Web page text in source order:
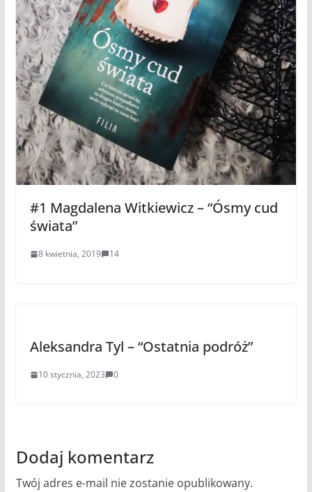
#1 Magdalena Witkiewicz – “Ósmy cud
świata”
8 kwietnia, 2019 14
Aleksandra Tyl – “Ostatnia podróż”
10 stycznia, 2023 0
Dodaj komentarz
Twój adres e-mail nie zostanie opublikowany.